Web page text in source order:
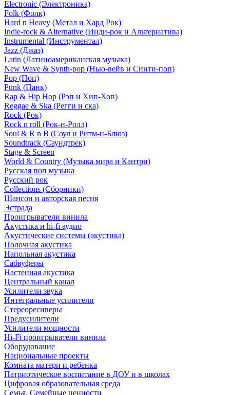
Electronic (Электроника)
Folk (Фолк)
Hard n Heavy (Метал и Хард Рок)
Indie-rock & Alternative (Инди-рок и Альтернатива)
Instrumental (Инструментал)
Jazz (Джаз)
Latin (Латиноамериканская музыка)
New Wave & Synth-pop (Нью-вейв и Синти-поп)
Pop (Поп)
Punk (Панк)
Rap & Hip Hop (Рэп и Хип-Хоп)
Reggae & Ska (Регги и ска)
Rock (Рок)
Rock n roll (Рок-н-Ролл)
Soul & R n B (Соул и Ритм-н-Блюз)
Soundtrack (Саундтрек)
Stage & Screen
World & Country (Музыка мира и Кантри)
Русская поп музыка
Русский рок
Сollections (Сборники)
Шансон и авторская песня
Эстрада
Проигрыватели винила
Акустика и hi-fi аудио
Акустические системы (акустика)
Полочная акустика
Напольная акустика
Сабвуферы
Настенная акустика
Центральный канал
Усилители звука
Интегральные усилители
Стереоресиверы
Предусилители
Усилители мощности
Hi-Fi проигрыватели винила
Оборудование
Национальные проекты
Комната матери и ребенка
Патриотическое воспитание в ДОУ и в школах
Цифровая образовательная среда
Семья. Семейные ценности